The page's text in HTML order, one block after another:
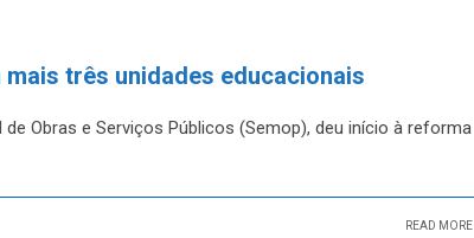
três unidades educacionais
Obras e Serviços Públicos (Semop), deu início à reforma
READ MORE